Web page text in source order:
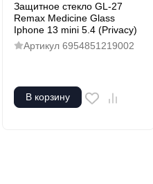
Защитное стекло GL-27
Remax Medicine Glass
Iphone 13 mini 5.4 (Privacy)
Артикул 6954851219002
В корзину